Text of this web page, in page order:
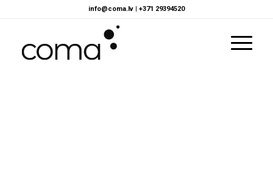
info@coma.lv| +371 29394520